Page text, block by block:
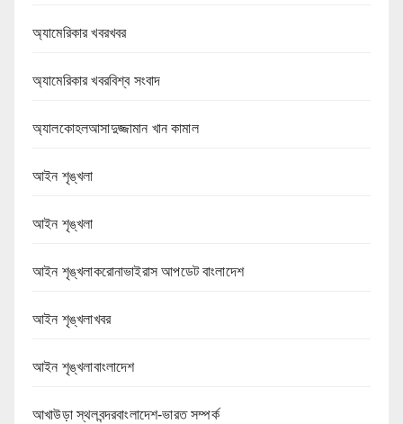
অ্যামেরিকার খবরখবর
অ্যামেরিকার খবরবিশ্ব সংবাদ
অ্যালকোহলআসাদুজ্জামান খান কামাল
আইন শৃঙ্খলা
আইন শৃঙ্খলা
আইন শৃঙ্খলাকরোনাভাইরাস আপডেট বাংলাদেশ
আইন শৃঙ্খলাখবর
আইন শৃঙ্খলাবাংলাদেশ
আখাউড়া স্থলবন্দরবাংলাদেশ-ভারত সম্পর্ক